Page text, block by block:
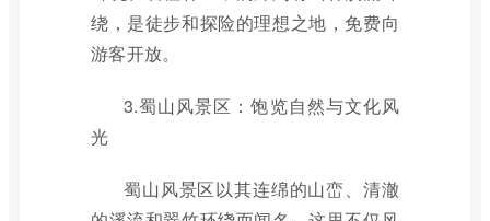
绕，是徒步和探险的理想之地，免费向
游客开放。
3.蜀山风景区：饱览自然与文化风
光
蜀山风景区以其连绵的山峦、清澈